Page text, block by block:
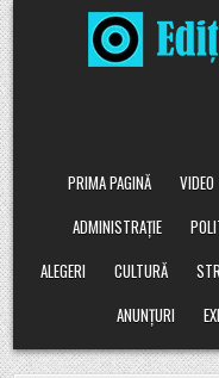
Skip
to
content
PRIMA PAGINĂ
VIDEO
ADMINISTRAȚIE
ALEGERI
CULTURĂ
ANUNȚURI